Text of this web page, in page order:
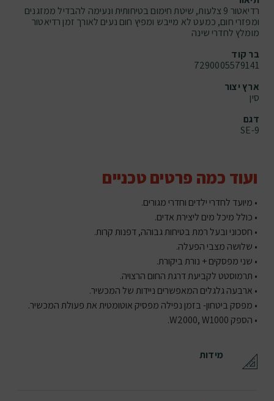
רדיאטור 9 צלעות, שיטת חימום בטיחותית ונעימה להבדיל ממזגנים
ומפזרי חום, כמעט לא מייבש ומפיץ חום נעים לאורך זמן רדיאטור
מומלץ לחדרי שינה
בר קוד
7290005579141
ארץ יצור
סין
דגם
SE-9
ועוד כמה פרטים טכניים
• מיועד לחדרי ילדים וחדרי מגורים.
• כולל מיכל מים ליצירת אדים.
• חסכוני ובעל רמת בטיחות גבוהה, דפנות קרות.
• שלושה מצבי הפעלה.
• שני מפסקים + נורת ביקורת.
• תרמוסטט לקביעת דרגת החום הרצויה.
• ארבעה גלגלים המאפשרים ניידות של המכשיר.
• מפסק ביטחון- בזמן נפילה מפסיק אוטומטית את פעולת המכשיר.
• הספק W2000, W1000.
מידות